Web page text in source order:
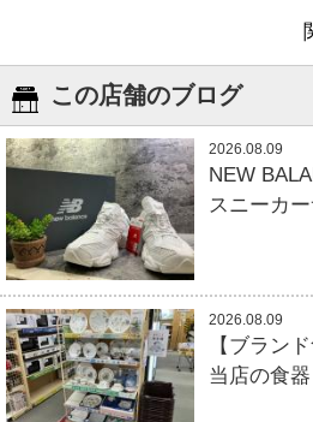
この店舗のブログ
2026.08.09
NEW
スニーカ
2026.08.09
【ブラン
当店の食